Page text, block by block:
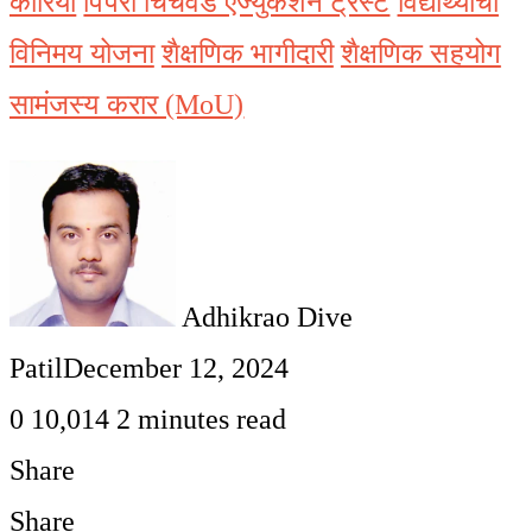
विनिमय योजना शैक्षणिक भागीदारी शैक्षणिक सहयोग
सामंजस्य करार (MoU)
Adhikrao Dive
PatilDecember 12, 2024
0 10,014 2 minutes read
Share
Facebook
Twitter
LinkedIn
Pinterest
WhatsApp
Telegram
Share
Print
Share